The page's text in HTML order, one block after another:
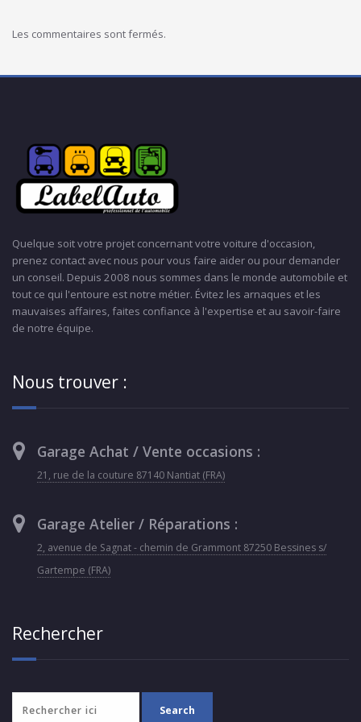
Les commentaires sont fermés.
Quelque soit votre projet concernant votre voiture d'occasion,
prenez contact avec nous pour vous faire aider ou pour demander
un conseil. Depuis 2008 nous sommes dans le monde automobile et
tout ce qui l'entoure est notre métier. Évitez les arnaques et les
mauvaises affaires, faites confiance à l'expertise et au savoir-faire
de notre équipe.
Nous trouver :
Garage Achat / Vente occasions :
21, rue de la couture 87140 Nantiat (FRA)
Garage Atelier / Réparations :
2, avenue de Sagnat - chemin de Grammont 87250 Bessines s/
Gartempe (FRA)
Rechercher